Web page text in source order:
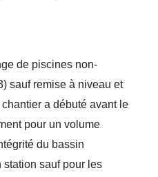
de piscines non-
sauf remise à niveau et
a débuté avant le
pour un volume
du bassin
station sauf pour les